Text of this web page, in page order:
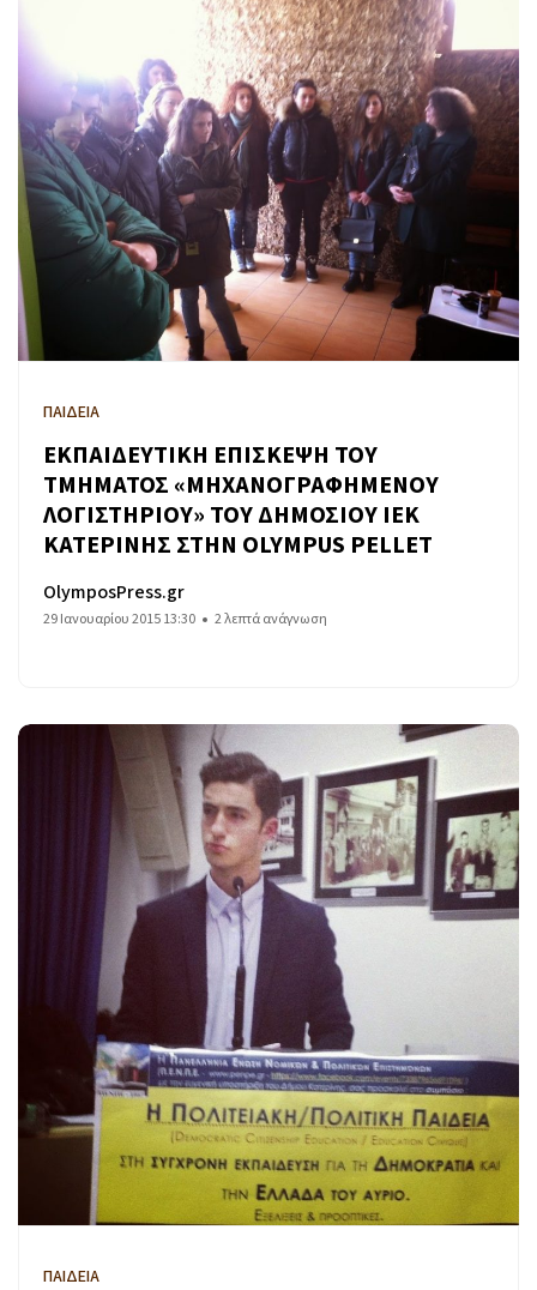
ΠΑΙΔΕΙΑ
ΕΚΠΑΙΔΕΥΤΙΚΗ ΕΠΙΣΚΕΨΗ ΤΟΥ
ΤΜΗΜΑΤΟΣ «ΜΗΧΑΝΟΓΡΑΦΗΜΕΝΟΥ
ΛΟΓΙΣΤΗΡΙΟΥ» ΤΟΥ ΔΗΜΟΣΙΟΥ ΙΕΚ
ΚΑΤΕΡΙΝΗΣ ΣΤΗΝ OLYMPUS PELLET
OlymposPress.gr
29 Ιανουαρίου 2015 13:30 2 λεπτά ανάγνωση
ΠΑΙΔΕΙΑ